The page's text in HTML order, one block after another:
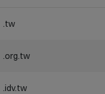
.tw
.org.tw
.idv.tw